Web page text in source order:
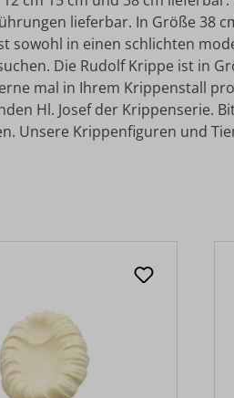
lieferbar. In Größe 38
sowohl in einen schlichten
Die Rudolf Krippe ist in
mal in Ihrem Krippenstall
Hl. Josef der
Unsere Krippenfiguren und